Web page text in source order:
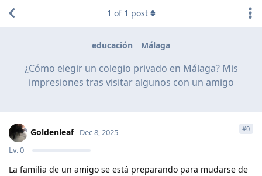
educación Málaga
¿Cómo elegir un colegio privado en Málaga? Mis
impresiones tras visitar algunos con un amigo
1 of 1 post
Goldenleaf
Lv.0
Dec 8, 2025 #0
La familia de un amigo se está preparando para mudarse de